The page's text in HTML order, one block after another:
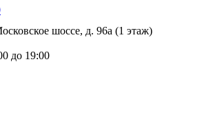
шоссе, д. 96а (1 этаж)
до 19:00